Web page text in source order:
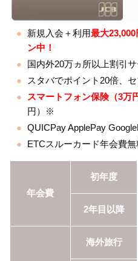
新規入会＋利用最大
ン中！
国内外20万ヵ所以上割引
スタバでポイント20倍、
スマートフォン保険（3万円
円）※
QUICPay ApplePay
ETCスルーカード年会費無
年会費
初年度
2年目以降
海外旅行